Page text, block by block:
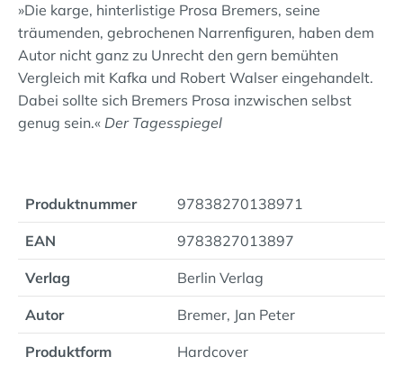
»Die karge, hinterlistige Prosa Bremers, seine
träumenden, gebrochenen Narrenfiguren, haben dem
Autor nicht ganz zu Unrecht den gern bemühten
Vergleich mit Kafka und Robert Walser eingehandelt.
Dabei sollte sich Bremers Prosa inzwischen selbst
genug sein.« Der Tagesspiegel
Produktnummer 97838270138971
EAN 9783827013897
Verlag Berlin Verlag
Autor Bremer, Jan Peter
Produktform Hardcover